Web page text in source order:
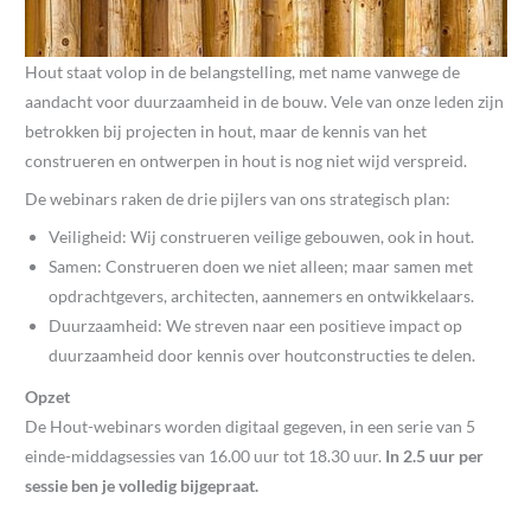
Hout staat volop in de belangstelling, met name vanwege de
aandacht voor duurzaamheid in de bouw. Vele van onze leden zijn
betrokken bij projecten in hout, maar de kennis van het
construeren en ontwerpen in hout is nog niet wijd verspreid.
De webinars raken de drie pijlers van ons strategisch plan:
Veiligheid: Wij construeren veilige gebouwen, ook in hout.
Samen: Construeren doen we niet alleen; maar samen met
opdrachtgevers, architecten, aannemers en ontwikkelaars.
Duurzaamheid: We streven naar een positieve impact op
duurzaamheid door kennis over houtconstructies te delen.
Opzet
De Hout-webinars worden digitaal gegeven, in een serie van 5
einde-middagsessies van 16.00 uur tot 18.30 uur. In 2.5 uur per
sessie ben je volledig bijgepraat.